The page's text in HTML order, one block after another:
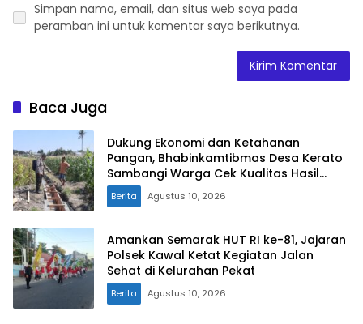
Simpan nama, email, dan situs web saya pada
peramban ini untuk komentar saya berikutnya.
Baca Juga
Dukung Ekonomi dan Ketahanan
Pangan, Bhabinkamtibmas Desa Kerato
Sambangi Warga Cek Kualitas Hasil
Pertanian
Berita Agustus 10, 2026
Amankan Semarak HUT RI ke-81, Jajaran
Polsek Kawal Ketat Kegiatan Jalan
Sehat di Kelurahan Pekat
Berita Agustus 10, 2026